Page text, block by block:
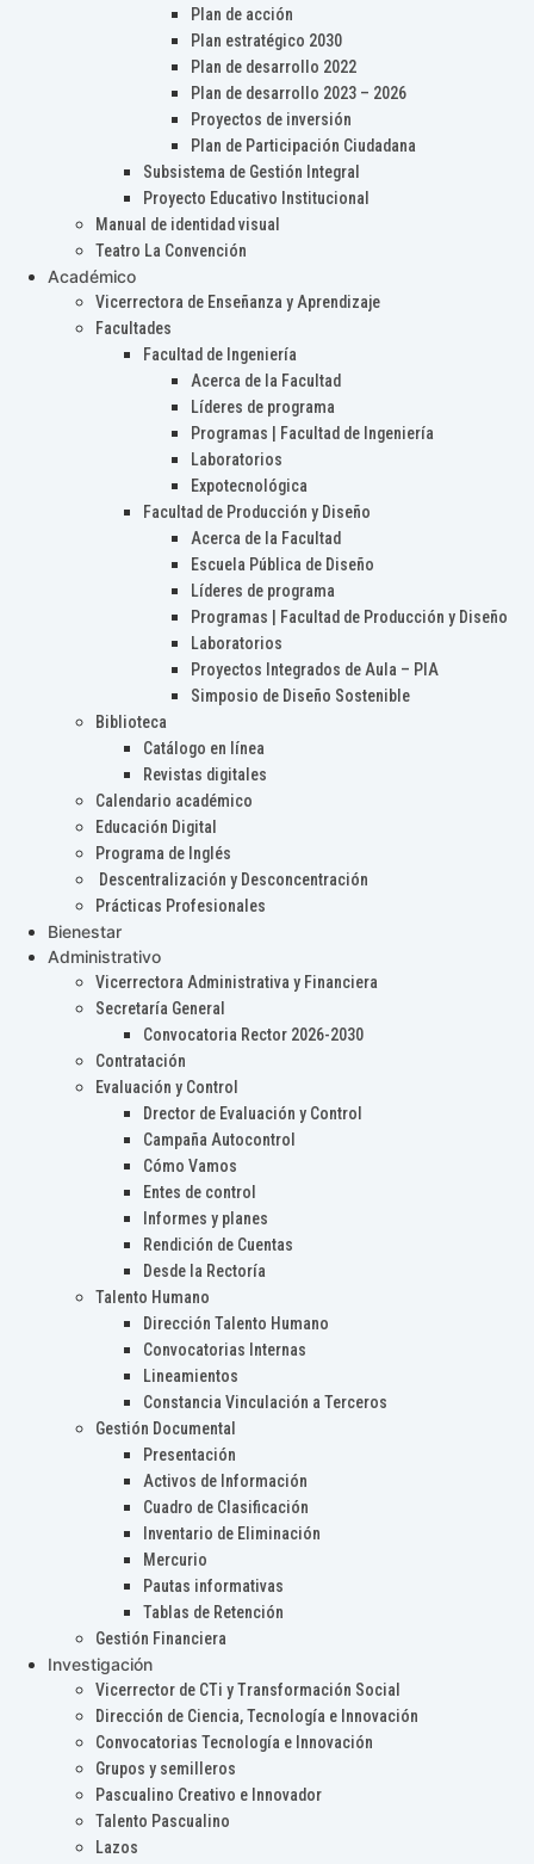
Plan de acción
Plan estratégico 2030
Plan de desarrollo 2022
Plan de desarrollo 2023 – 2026
Proyectos de inversión
Plan de Participación Ciudadana
Subsistema de Gestión Integral
Proyecto Educativo Institucional
Manual de identidad visual
Teatro La Convención
Académico
Vicerrectora de Enseñanza y Aprendizaje
Facultades
Facultad de Ingeniería
Acerca de la Facultad
Líderes de programa
Programas | Facultad de Ingeniería
Laboratorios
Expotecnológica
Facultad de Producción y Diseño
Acerca de la Facultad
Escuela Pública de Diseño
Líderes de programa
Programas | Facultad de Producción y Diseño
Laboratorios
Proyectos Integrados de Aula – PIA
Simposio de Diseño Sostenible
Biblioteca
Catálogo en línea
Revistas digitales
Calendario académico
Educación Digital
Programa de Inglés
Descentralización y Desconcentración
Prácticas Profesionales
Bienestar
Administrativo
Vicerrectora Administrativa y Financiera
Secretaría General
Convocatoria Rector 2026-2030
Contratación
Evaluación y Control
Drector de Evaluación y Control
Campaña Autocontrol
Cómo Vamos
Entes de control
Informes y planes
Rendición de Cuentas
Desde la Rectoría
Talento Humano
Dirección Talento Humano
Convocatorias Internas
Lineamientos
Constancia Vinculación a Terceros
Gestión Documental
Presentación
Activos de Información
Cuadro de Clasificación
Inventario de Eliminación
Mercurio
Pautas informativas
Tablas de Retención
Gestión Financiera
Investigación
Vicerrector de CTi y Transformación Social
Dirección de Ciencia, Tecnología e Innovación
Convocatorias Tecnología e Innovación
Grupos y semilleros
Pascualino Creativo e Innovador
Talento Pascualino
Lazos